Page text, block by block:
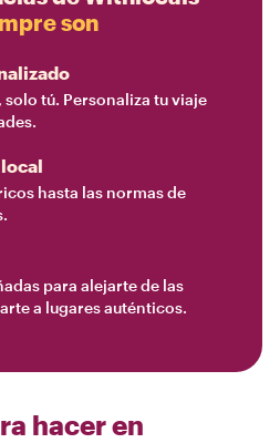
son
tú. Personaliza tu viaje
hasta las normas de
para alejarte de las
a lugares auténticos.
hacer en